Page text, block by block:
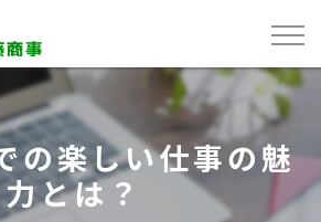
の楽しい仕事の魅
力とは？